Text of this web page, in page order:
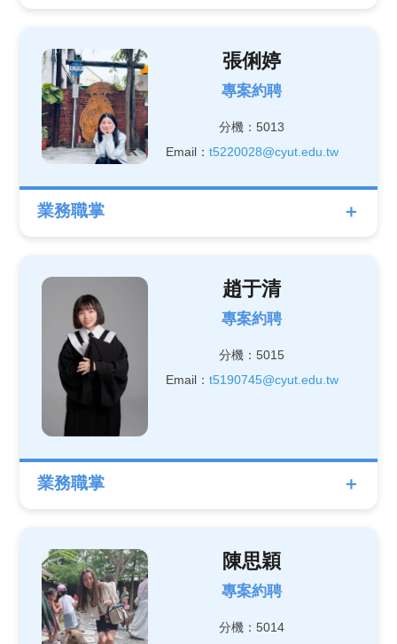
張俐婷
專案約聘
分機：5013
Email： t5220028@cyut.edu.tw
業務職掌
趙于清
專案約聘
分機：5015
Email： t5190745@cyut.edu.tw
業務職掌
陳思穎
專案約聘
分機：5014